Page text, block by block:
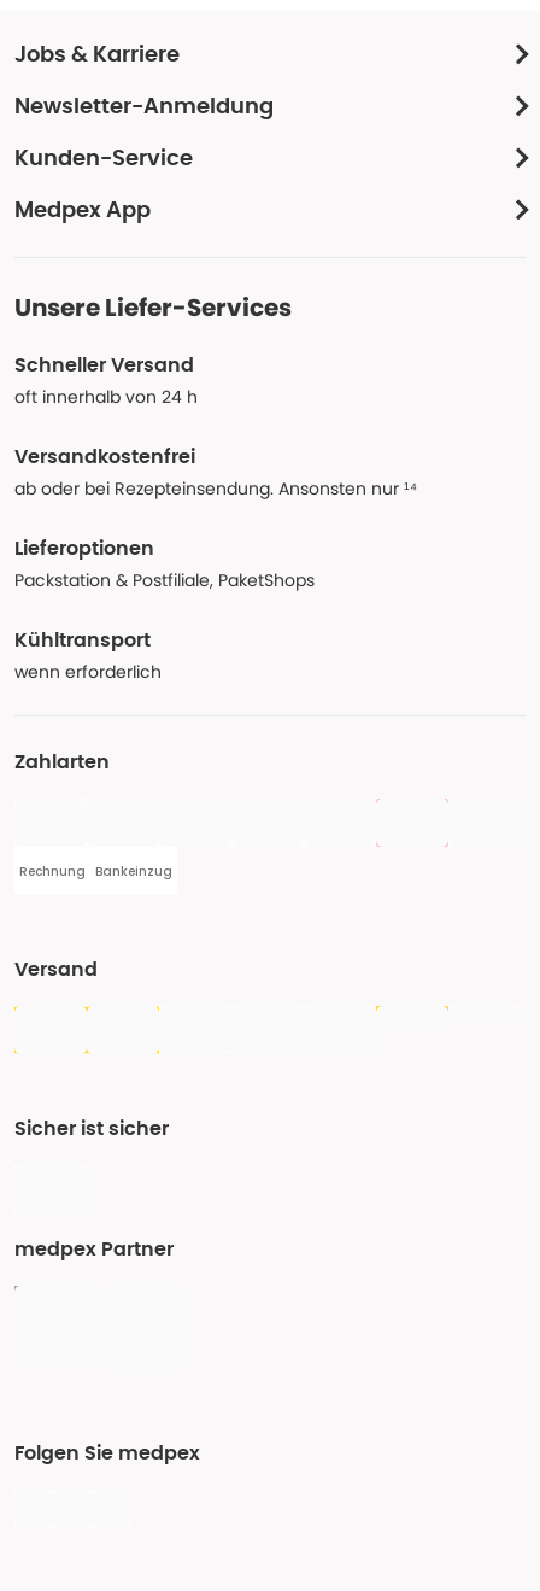
Jobs & Karriere
Newsletter-Anmeldung
Kunden-Service
Medpex App
Unsere Liefer-Services
Schneller Versand
oft innerhalb von 24 h
Versandkostenfrei
ab oder bei Rezepteinsendung. Ansonsten nur ¹⁴
Lieferoptionen
Packstation & Postfiliale, PaketShops
Kühltransport
wenn erforderlich
Zahlarten
Rechnung Bankeinzug
Versand
Sicher ist sicher
medpex Partner
Folgen Sie medpex